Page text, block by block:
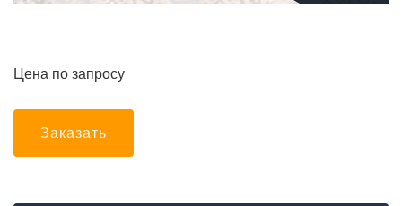
Цена по запросу
Заказать